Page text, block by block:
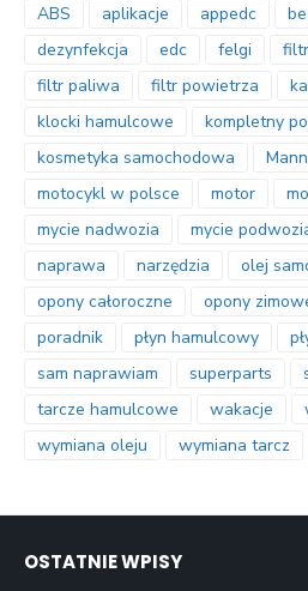
ABS aplikacje appedc
dezynfekcja
edc felgi
filtr paliwa
filtr powietrza
klocki hamulcowe
kompletny
kosmetyka samochodowa
motocykl w polsce
motor
mycie nadwozia
mycie
naprawa
narzędzia olej
opony całoroczne
opony
poradnik
płyn hamulcowy
sam naprawiam
superparts
tarcze hamulcowe
wakacje
wymiana oleju
wymiana tarcz
OSTATNIE WPISY